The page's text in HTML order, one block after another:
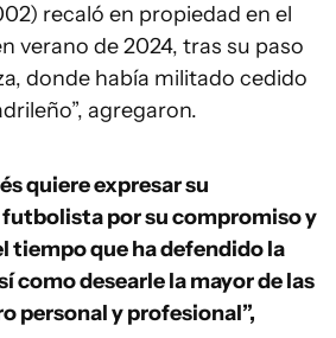
recaló en propiedad en el
verano de 2024, tras su paso
donde había militado cedido
agregaron.
quiere expresar su
por su compromiso y
tiempo que ha defendido la
como desearle la mayor de las
personal y profesional”,